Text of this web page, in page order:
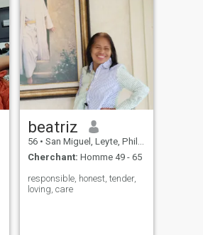
beatriz
56 • San Miguel, Leyte, Philippines
Cherchant: Homme 49 - 65
responsible, honest, tender,
loving, care